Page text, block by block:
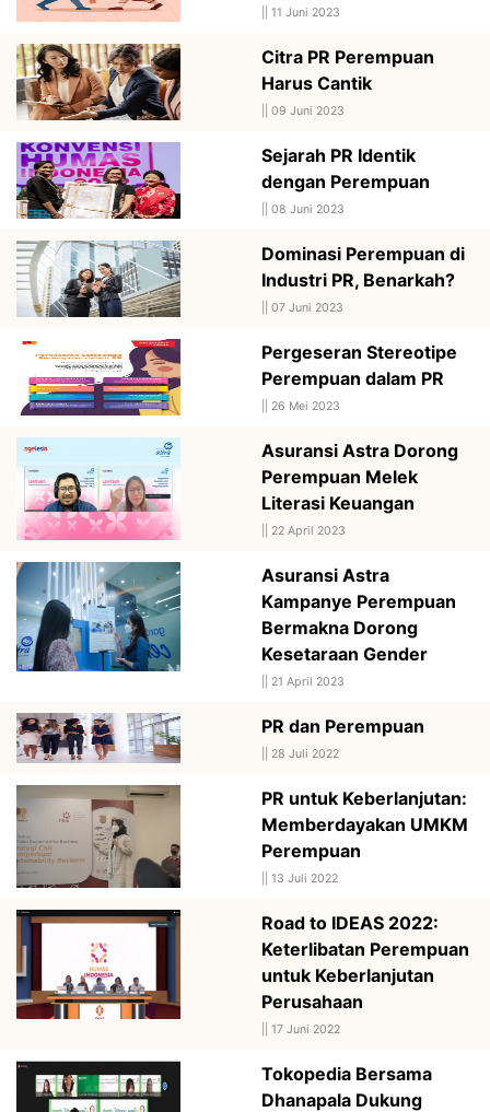
11 Juni 2023
Citra PR Perempuan
Harus Cantik
09 Juni 2023
Sejarah PR Identik
dengan Perempuan
08 Juni 2023
Dominasi Perempuan di
Industri PR, Benarkah?
07 Juni 2023
Pergeseran Stereotipe
Perempuan dalam PR
26 Mei 2023
Asuransi Astra Dorong
Perempuan Melek
Literasi Keuangan
22 April 2023
Asuransi Astra
Kampanye Perempuan
Bermakna Dorong
Kesetaraan Gender
21 April 2023
PR dan Perempuan
28 Juli 2022
PR untuk Keberlanjutan:
Memberdayakan UMKM
Perempuan
13 Juli 2022
Road to IDEAS 2022:
Keterlibatan Perempuan
untuk Keberlanjutan
Perusahaan
17 Juni 2022
Tokopedia Bersama
Dhanapala Dukung